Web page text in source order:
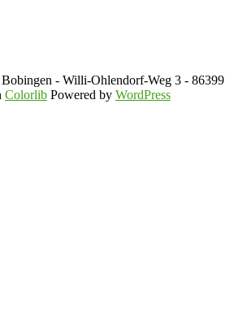
Bobingen - Willi-Ohlendorf-Weg 3 - 86399
Colorlib Powered by WordPress